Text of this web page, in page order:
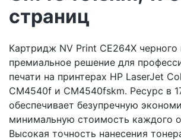
страниц
Картридж NV Print CE264X
премиальное решение для
печати на принтерах HP LaserJet
CM4540f и CM4540fskm. Ресурс в
обеспечивает безупречную
минимальную стоимость каждого
Высокая точность нанесения